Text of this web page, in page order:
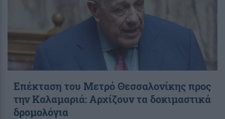
Επέκταση του Μετρό Θεσσαλονίκης προς
την Καλαμαριά: Αρχίζουν τα δοκιμαστικά
δρομολόγια